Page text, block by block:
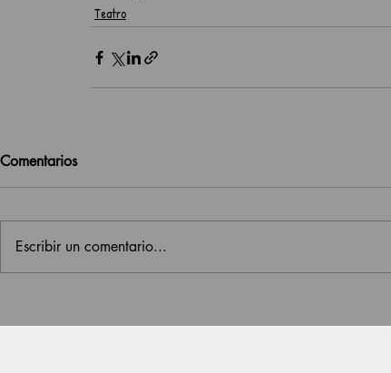
Teatro
Comentarios
Escribir un comentario...